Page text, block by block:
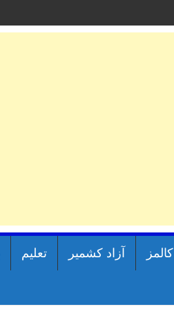
کالمز آزاد کشمیر تعلیم